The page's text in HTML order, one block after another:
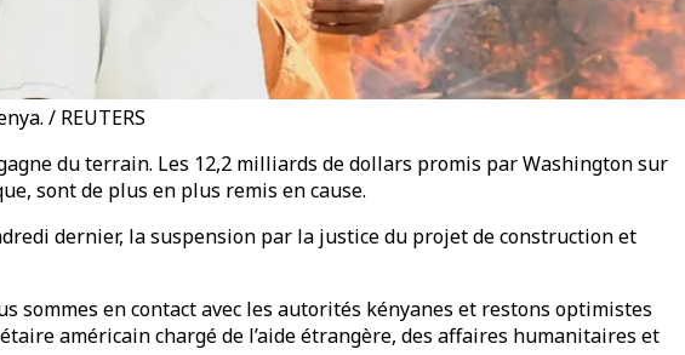
/ REUTERS
du terrain. Les 12,2 milliards de dollars promis par Washington sur
sont de plus en plus remis en cause.
dernier, la suspension par la justice du projet de construction et
sommes en contact avec les autorités kényanes et restons optimistes
américain chargé de l’aide étrangère, des affaires humanitaires et